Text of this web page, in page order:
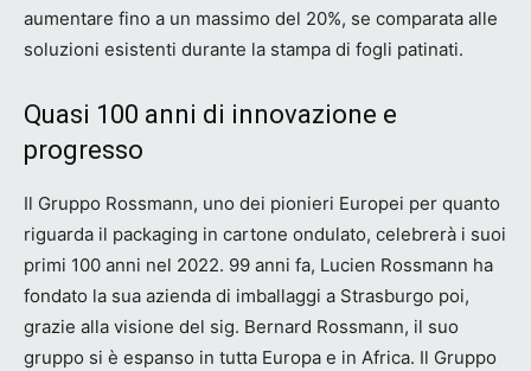
aumentare fino a un massimo del 20%, se comparata alle
soluzioni esistenti durante la stampa di fogli patinati.
Quasi 100 anni di innovazione e
progresso
Il Gruppo Rossmann, uno dei pionieri Europei per quanto
riguarda il packaging in cartone ondulato, celebrerà i suoi
primi 100 anni nel 2022. 99 anni fa, Lucien Rossmann ha
fondato la sua azienda di imballaggi a Strasburgo poi,
grazie alla visione del sig. Bernard Rossmann, il suo
gruppo si è espanso in tutta Europa e in Africa. Il Gruppo